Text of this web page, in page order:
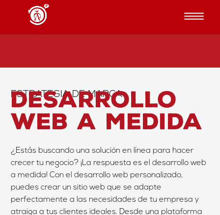
ESTRATEGIA DE MARCA
Desarrollo
web a medida
¿Estás buscando una solución en línea para hacer
crecer tu negocio? ¡La respuesta es el desarrollo web
a medida! Con el desarrollo web personalizado,
puedes crear un sitio web que se adapte
perfectamente a las necesidades de tu empresa y
atraiga a tus clientes ideales. Desde una plataforma